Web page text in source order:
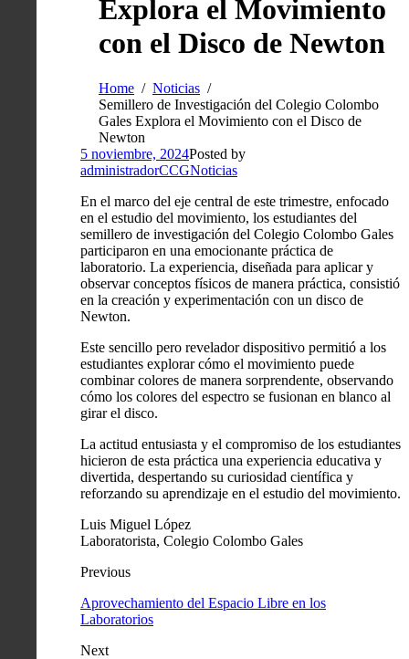
Explora el Movimiento
con el Disco de Newton
Home
Noticias
Semillero de Investigación del Colegio Colombo
Gales Explora el Movimiento con el Disco de
Newton
5 noviembre, 2024Posted by
administradorCCGNoticias
En el marco del eje central de este trimestre, enfocado
en el estudio del movimiento, los estudiantes del
semillero de investigación del Colegio Colombo Gales
participaron en una emocionante práctica de
laboratorio. La experiencia, diseñada para aplicar y
observar conceptos físicos de manera práctica, consistió
en la creación y experimentación con un disco de
Newton.
Este sencillo pero revelador dispositivo permitió a los
estudiantes explorar cómo el movimiento puede
combinar colores de manera sorprendente, observando
cómo los colores del espectro se fusionan en blanco al
girar el disco.
La actitud entusiasta y el compromiso de los estudiantes
hicieron de esta práctica una experiencia educativa y
divertida, despertando su curiosidad científica y
reforzando su aprendizaje en el estudio del movimiento.
Luis Miguel López
Laboratorista, Colegio Colombo Gales
Previous
Aprovechamiento del Espacio Libre en los
Laboratorios
Next